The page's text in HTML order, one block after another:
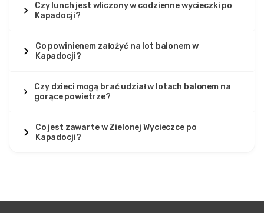
Czy lunch jest wliczony w codzienne wycieczki po
Kapadocji?
Co powinienem założyć na lot balonem w
Kapadocji?
Czy dzieci mogą brać udział w lotach balonem na
gorące powietrze?
Co jest zawarte w Zielonej Wycieczce po
Kapadocji?